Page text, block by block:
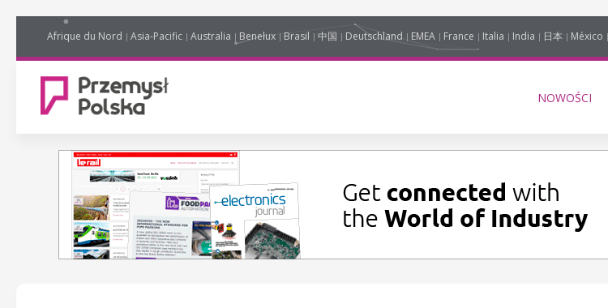
Afrique du Nord Asia-Pacific Australia Benelux Brasil 中国 Deutschland EMEA France Italia India 日本 México
NOWOŚCI